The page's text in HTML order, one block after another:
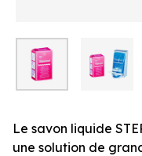
Le savon liquide
une solution de